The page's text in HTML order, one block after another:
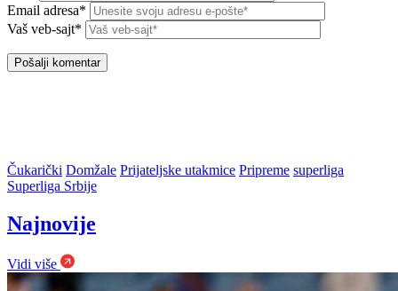
Email adresa*
Vaš veb-sajt*
Čukarički Domžale Prijateljske utakmice Pripreme superliga
Superliga Srbije
Najnovije
Vidi više